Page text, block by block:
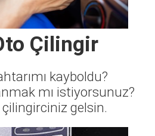
Çilingir
kayboldu?
mı istiyorsunuz?
çilingirciniz gelsin.